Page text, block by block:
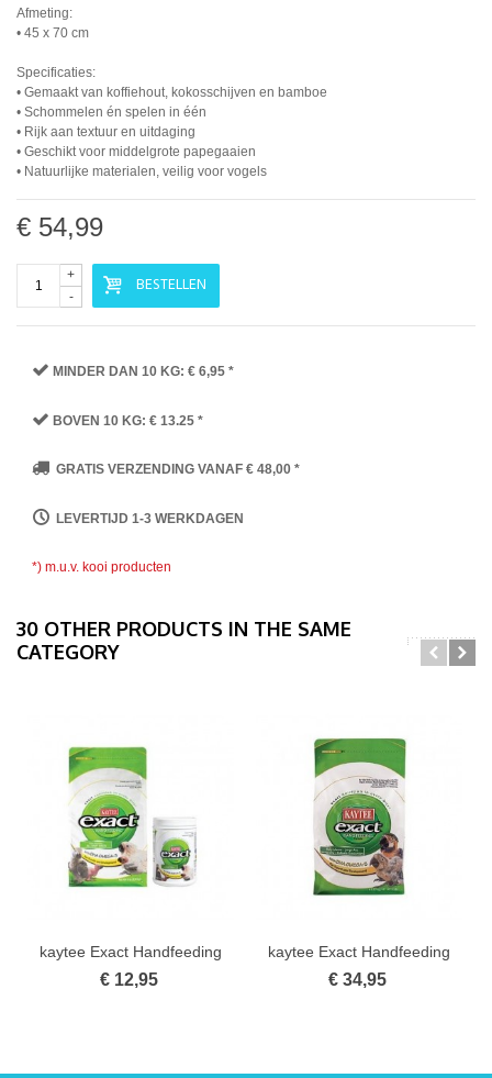
Afmeting:
• 45 x 70 cm
Specificaties:
• Gemaakt van koffiehout, kokosschijven en bamboe
• Schommelen én spelen in één
• Rijk aan textuur en uitdaging
• Geschikt voor middelgrote papegaaien
• Natuurlijke materialen, veilig voor vogels
€ 54,99
-
+ BESTELLEN
MINDER DAN 10 KG: € 6,95 *
BOVEN 10 KG: € 13.25 *
GRATIS VERZENDING VANAF € 48,00 *
LEVERTIJD 1-3 WERKDAGEN
*) m.u.v. kooi producten
30 OTHER PRODUCTS IN THE SAME
CATEGORY
kaytee Exact Handfeeding
Alle...
€ 12,95
kaytee Exact Handfeeding
Macwe...
€ 34,95